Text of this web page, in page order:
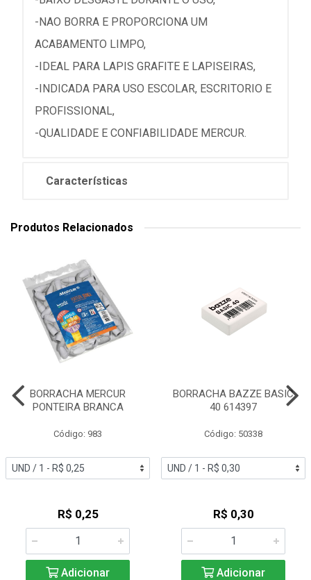
-NAO BORRA E PROPORCIONA UM
ACABAMENTO LIMPO,
-IDEAL PARA LAPIS GRAFITE E LAPISEIRAS,
-INDICADA PARA USO ESCOLAR, ESCRITORIO E
PROFISSIONAL,
-QUALIDADE E CONFIABILIDADE MERCUR.
Características
Produtos Relacionados
BORRACHA MERCUR
PONTEIRA BRANCA
Código: 983
R$ 0,25
Adicionar
BORRACHA BAZZE BASIC
40 614397
Código: 50338
R$ 0,30
Adicionar